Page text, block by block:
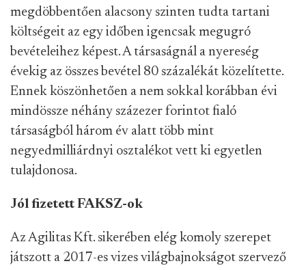
megdöbbentően alacsony szinten tudta tartani
költségeit az egy időben igencsak megugró
bevételeihez képest. A társaságnál a nyereség
évekig az összes bevétel 80 százalékát közelítette.
Ennek köszönhetően a nem sokkal korábban évi
mindössze néhány százezer forintot fialó
társaságból három év alatt több mint
negyedmilliárdnyi osztalékot vett ki egyetlen
tulajdonosa.
Jól fizetett FAKSZ-ok
Az Agilitas Kft. sikerében elég komoly szerepet
játszott a 2017-es vizes világbajnokságot szervező